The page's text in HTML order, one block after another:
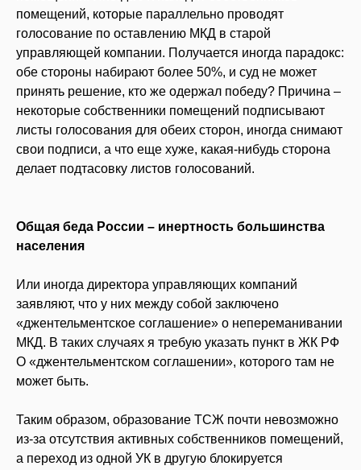
помещений, которые параллельно проводят
голосование по оставлению МКД в старой
управляющей компании. Получается иногда парадокс:
обе стороны набирают более 50%, и суд не может
принять решение, кто же одержал победу? Причина –
некоторые собственники помещений подписывают
листы голосования для обеих сторон, иногда снимают
свои подписи, а что еще хуже, какая-нибудь сторона
делает подтасовку листов голосований.
Общая беда России – инертность большинства
населения
Или иногда директора управляющих компаний
заявляют, что у них между собой заключено
«джентельментское соглашение» о непереманивании
МКД. В таких случаях я требую указать пункт в ЖК РФ
О «джентельментском соглашении», которого там не
может быть.
Таким образом, образование ТСЖ почти невозможно
из-за отсутствия активных собственников помещений,
а переход из одной УК в другую блокируется